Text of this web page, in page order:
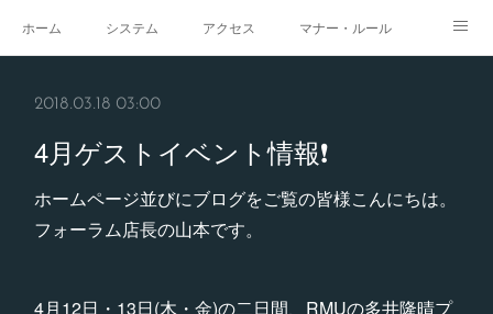
ホーム システム アクセス マナー・ルール
2018.03.18 03:00
4月ゲストイベント情報❗️
ホームページ並びにブログをご覧の皆様こんにちは。
フォーラム店長の山本です。
4月12日・13日(木・金)の二日間、RMUの多井隆晴プ